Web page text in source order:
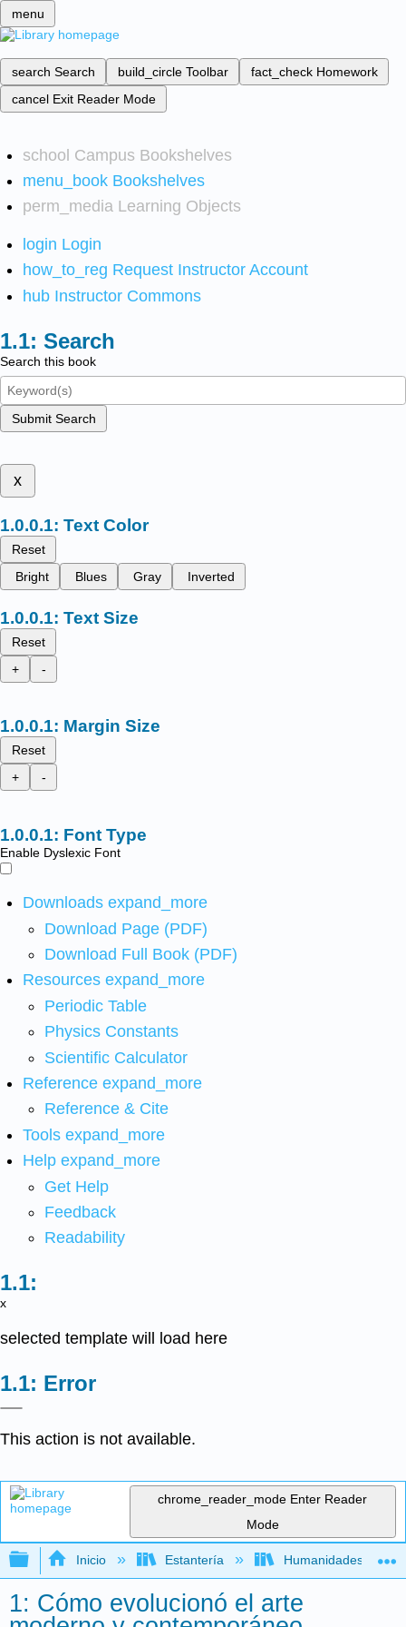
menu
search Search build_circle Toolbar fact_check Homework
cancel Exit Reader Mode
school Campus Bookshelves
menu_book Bookshelves
perm_media Learning Objects
login Login
how_to_reg Request Instructor Account
hub Instructor Commons
Search
Search this book
Submit Search
x
Text Color
Reset
Bright
Blues Gray Inverted
Text Size
Reset
+
-
Margin Size
Reset
+
-
Font Type
Enable Dyslexic Font
Downloads expand_more
Download Page (PDF)
Download Full Book (PDF)
Resources expand_more
Periodic Table
Physics Constants
Scientific Calculator
Reference expand_more
Reference & Cite
Tools expand_more
Help expand_more
Get Help
Feedback
Readability
x
selected template will load here
Error
This action is not available.
chrome_reader_mode Enter Reader
Mode
Expandir/contraer jerarquía global
Inicio Estantería Humanidades
1: Cómo evolucionó el arte